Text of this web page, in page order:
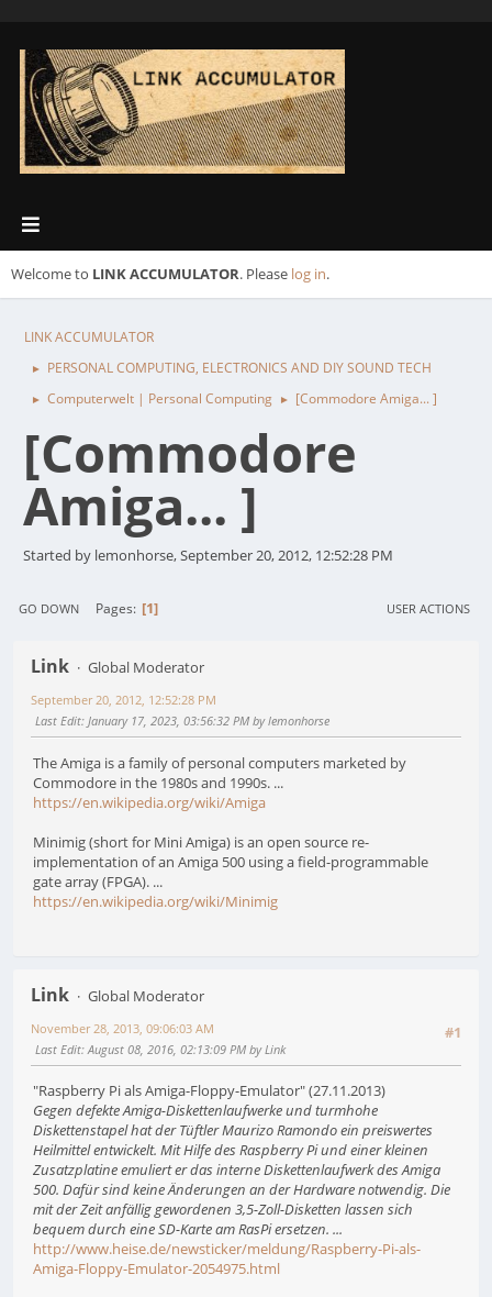
Welcome to LINK ACCUMULATOR. Please log in.
LINK ACCUMULATOR
► PERSONAL COMPUTING, ELECTRONICS AND DIY SOUND TECH
► Computerwelt | Personal Computing ► [Commodore Amiga... ]
[Commodore
Amiga... ]
Started by lemonhorse, September 20, 2012, 12:52:28 PM
GO DOWN Pages 1 USER ACTIONS
Link Global Moderator
September 20, 2012, 12:52:28 PM
Last Edit: January 17, 2023, 03:56:32 PM by lemonhorse
The Amiga is a family of personal computers marketed by
Commodore in the 1980s and 1990s. ...
https://en.wikipedia.org/wiki/Amiga
Minimig (short for Mini Amiga) is an open source re-
implementation of an Amiga 500 using a field-programmable
gate array (FPGA). ...
https://en.wikipedia.org/wiki/Minimig
Link
Global Moderator
#1
November 28, 2013, 09:06:03 AM
Last Edit: August 08, 2016, 02:13:09 PM by Link
"Raspberry Pi als Amiga-Floppy-Emulator" (27.11.2013)
Gegen defekte Amiga-Diskettenlaufwerke und turmhohe
Diskettenstapel hat der Tüftler Maurizo Ramondo ein preiswertes
Heilmittel entwickelt. Mit Hilfe des Raspberry Pi und einer kleinen
Zusatzplatine emuliert er das interne Diskettenlaufwerk des Amiga
500. Dafür sind keine Änderungen an der Hardware notwendig. Die
mit der Zeit anfällig gewordenen 3,5-Zoll-Disketten lassen sich
bequem durch eine SD-Karte am RasPi ersetzen. ...
http://www.heise.de/newsticker/meldung/Raspberry-Pi-als-
Amiga-Floppy-Emulator-2054975.html